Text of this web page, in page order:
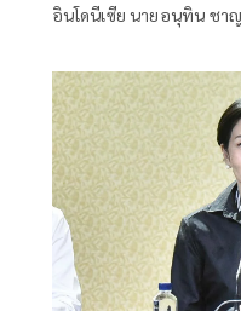
อินโดนีเซีย นายอนุทิน ชา